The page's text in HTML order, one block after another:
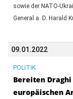
sowie der NATO-
General a. D. Harald
09.01.2022
POLITIK
Bereiten
europäischen